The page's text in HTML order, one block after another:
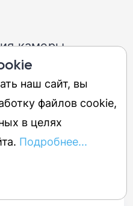
камеры
C
стола
наш сайт, вы
файлов cookie,
в целях
Подробнее...